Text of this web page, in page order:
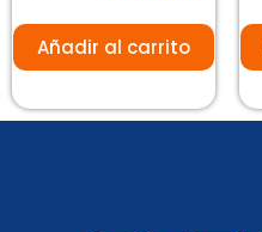
de
Añadir al carrito